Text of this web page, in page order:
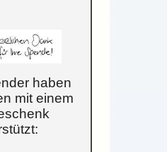
haben
mit einem